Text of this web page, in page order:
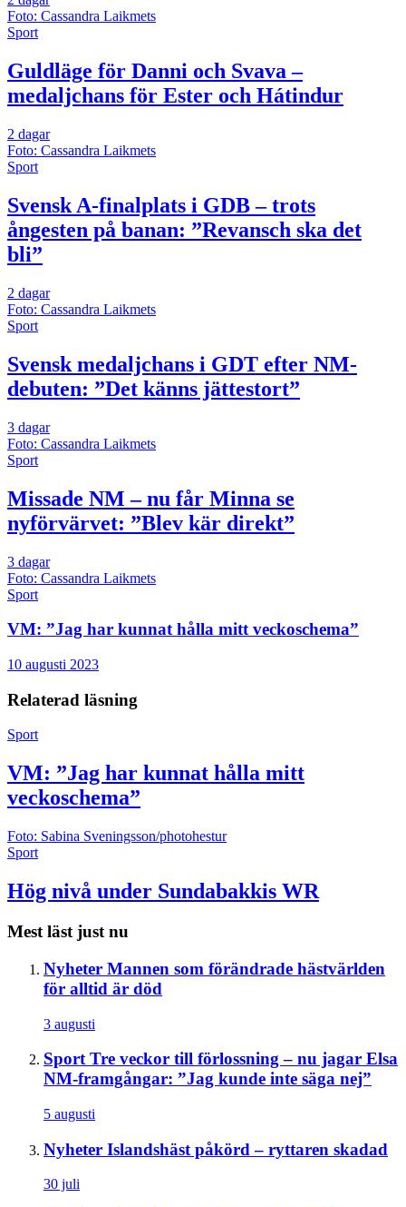
Foto: Cassandra Laikmets
Sport
Guldläge för Danni och Svava –
medaljchans för Ester och Hátindur
2 dagar
Foto: Cassandra Laikmets
Sport
Svensk A-finalplats i GDB – trots
ångesten på banan: ”Revansch ska det
bli”
2 dagar
Foto: Cassandra Laikmets
Sport
Svensk medaljchans i GDT efter NM-
debuten: ”Det känns jättestort”
3 dagar
Foto: Cassandra Laikmets
Sport
Missade NM – nu får Minna se
nyförvärvet: ”Blev kär direkt”
3 dagar
Foto: Cassandra Laikmets
Sport
VM: ”Jag har kunnat hålla mitt veckoschema”
10 augusti 2023
Relaterad läsning
Sport
VM: ”Jag har kunnat hålla mitt
veckoschema”
Foto: Sabina Sveningsson/photohestur
Sport
Hög nivå under Sundabakkis WR
Mest läst just nu
Nyheter Mannen som förändrade hästvärlden
för alltid är död
3 augusti
SportTre veckor till förlossning – nu jagar Elsa
NM-framgångar: ”Jag kunde inte säga nej”
5 augusti
Nyheter Islandshäst påkörd – ryttaren skadad
30 juli